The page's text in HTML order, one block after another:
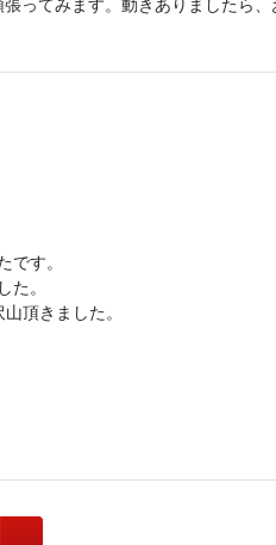
す。
。
頂きました。